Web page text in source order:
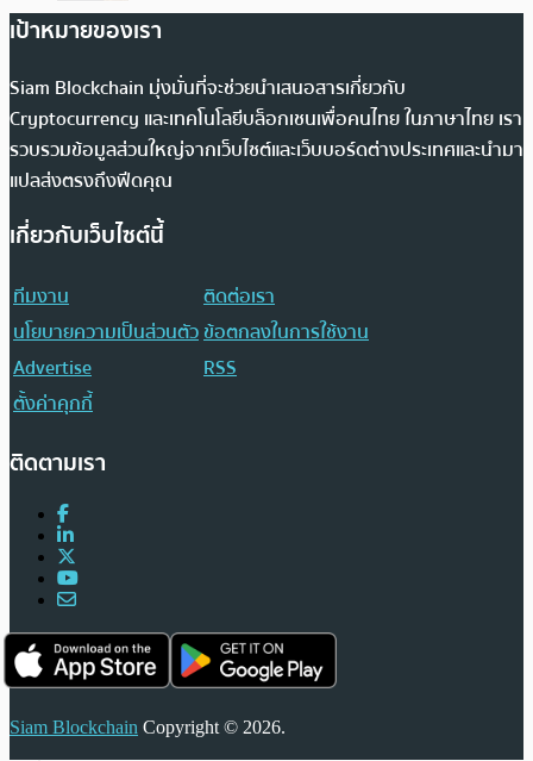
เป้าหมายของเรา
Siam Blockchain มุ่งมั่นที่จะช่วยนำเสนอสารเกี่ยวกับ
Cryptocurrency และเทคโนโลยีบล็อกเชนเพื่อคนไทย ในภาษาไทย เรา
รวบรวมข้อมูลส่วนใหญ่จากเว็บไซต์และเว็บบอร์ดต่างประเทศและนำมา
แปลส่งตรงถึงฟีดคุณ
เกี่ยวกับเว็บไซต์นี้
ทีมงาน
ติดต่อเรา
นโยบายความเป็นส่วนตัวข้อตกลงในการใช้งาน
Advertise
RSS
ตั้งค่าคุกกี้
ติดตามเรา
Siam Blockchain Copyright © 2026.